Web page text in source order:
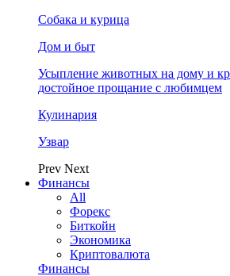
Собака и курица
Дом и быт
Усыпление животных на дому и
достойное прощание с любимцем
Кулинария
Узвар
Prev Next
Финансы
All
Форекс
Биткойн
Экономика
Криптовалюта
Финансы